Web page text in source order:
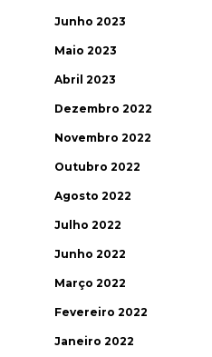
Junho 2023
Maio 2023
Abril 2023
Dezembro 2022
Novembro 2022
Outubro 2022
Agosto 2022
Julho 2022
Junho 2022
Março 2022
Fevereiro 2022
Janeiro 2022